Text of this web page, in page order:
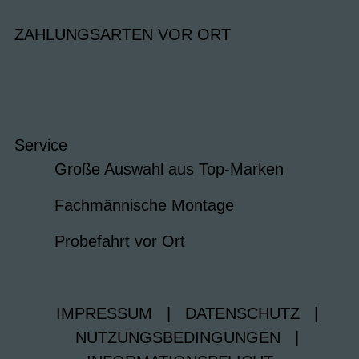
ZAHLUNGSARTEN VOR ORT
Service
Große Auswahl aus Top-Marken
Fachmännische Montage
Probefahrt vor Ort
IMPRESSUM DATENSCHUTZ
NUTZUNGSBEDINGUNGEN